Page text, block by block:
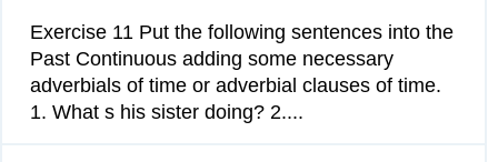
Exercise 11 Put the following sentences into the
Past Continuous adding some necessary
adverbials of time or adverbial clauses of time.
1. What s his sister doing? 2....